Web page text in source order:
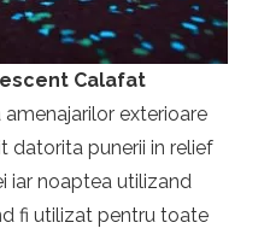
Calafat
exterioare
datorita punerii in relief
iar noaptea utilizand
fi utilizat pentru toate